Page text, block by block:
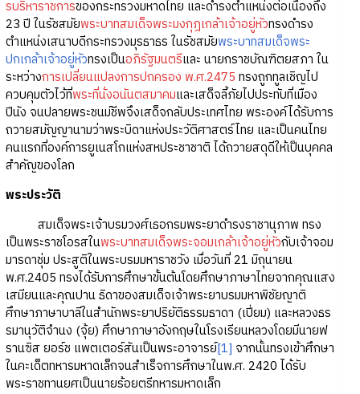
รบริหาราชการของกระทรวงมหาดไทย และดำรงตำแหน่งต่อเนื่องถึง
23 ปี ในรัชสมัยพระบาทสมเด็จพระมงกุฎเกล้าเจ้าอยู่หัวทรงดำรง
ตำแหน่งเสนาบดีกระทรวงมุรธาธร ในรัชสมัยพระบาทสมเด็จพระ
ปกเกล้าเจ้าอยู่หัวทรงเป็นอภิรัฐมนตรีและ นายกราชบัณฑิตยสภา ใน
ระหว่างการเปลี่ยนแปลงการปกครอง พ.ศ.2475 ทรงถูกทูลเชิญไป
ควบคุมตัวไว้ที่พระที่นั่งอนันตสมาคมและเสด็จลี้ภัยไปประทับที่เมือง
ปีนัง จนปลายพระชนม์ชีพจึงเสด็จกลับประเทศไทย พระองค์ได้รับการ
ถวายสมัญญานามว่าพระบิดาแห่งประวัติศาสตร์ไทย และเป็นคนไทย
คนแรกที่องค์การยูเนสโกแห่งสหประชาชาติ ได้ถวายสดุดีให้เป็นบุคคล
สำคัญของโลก
พระประวัติ
สมเด็จพระเจ้าบรมวงศ์เธอกรมพระยาดำรงราชานุภาพ ทรง
เป็นพระราชโอรสในพระบาทสมเด็จพระจอมเกล้าเจ้าอยู่หัวกับเจ้าจอม
มารดาชุ่ม ประสูติในพระบรมมหาราชวัง เมื่อวันที่ 21 มิถุนายน
พ.ศ.2405 ทรงได้รับการศึกษาขั้นต้นโดยศึกษาภาษาไทยจากคุณแสง
เสมียนและคุณปาน ธิดาของสมเด็จเจ้าพระยาบรมมหาพิชัยญาติ
ศึกษาภาษาบาลีในสำนักพระยาปริยัติธรรมธาดา (เปี่ยม) และหลวงธร
รมานุวัติจำนง (จุ้ย) ศึกษาภาษาอังกฤษในโรงเรียนหลวงโดยมีนายฟ
รานซิส ยอร์ช แพตเตอร์สันเป็นพระอาจารย์[1] จากนั้นทรงเข้าศึกษา
ในคะเด็ตทหารมหาดเล็กจนสำเร็จการศึกษาในพ.ศ. 2420 ได้รับ
พระราชทานยศเป็นนายร้อยตรีทหารมหาดเล็ก